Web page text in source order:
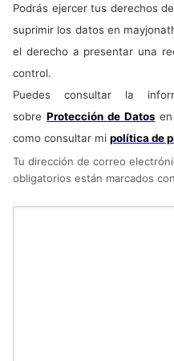
Podrás ejercer tus derechos
suprimir los datos en
el derecho a presentar una
control.
Puedes consultar la
sobreProtección de Datos
como consultar mi política de
Tu dirección de correo
obligatorios están marcados con